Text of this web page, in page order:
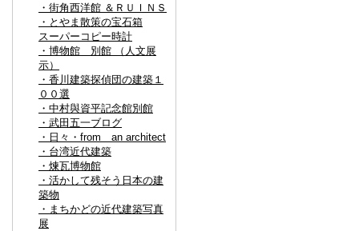
・街角西洋館 ＆ＲＵＩＮＳ
・とやま散策の宝石箱
スーパーコピー時計
・博物館 別館 （人文展
示）
・香川建築探偵団の建築１
００選
・中村與資平記念館別館
・武田五一ブログ
・日々・from an architect
・台湾近代建築
・煉瓦博物館
・活かして残そう日本の建
築物
・まちかどの近代建築写真
展